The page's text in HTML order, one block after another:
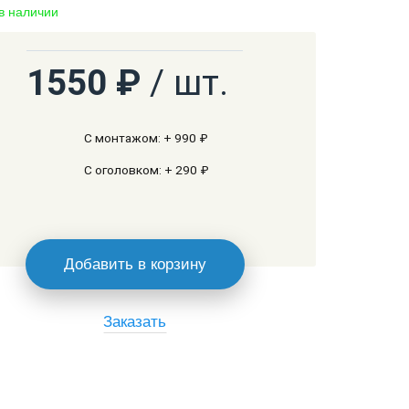
наличии
1550 ₽ / шт.
С монтажом: + 990 ₽
С оголовком: + 290 ₽
Добавить в корзину
Заказать